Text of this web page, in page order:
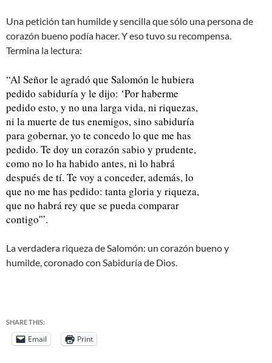
Una petición tan humilde y sencilla que sólo una persona de
corazón bueno podía hacer. Y eso tuvo su recompensa.
Termina la lectura:
“Al Señor le agradó que Salomón le hubiera
pedido sabiduría y le dijo: ‘Por haberme
pedido esto, y no una larga vida, ni riquezas,
ni la muerte de tus enemigos, sino sabiduría
para gobernar, yo te concedo lo que me has
pedido. Te doy un corazón sabio y prudente,
como no lo ha habido antes, ni lo habrá
después de tí. Te voy a conceder, además, lo
que no me has pedido: tanta gloria y riqueza,
que no habrá rey que se pueda comparar
contigo'”.
La verdadera riqueza de Salomón: un corazón bueno y
humilde, coronado con Sabiduría de Dios.
SHARE THIS:
Email Print